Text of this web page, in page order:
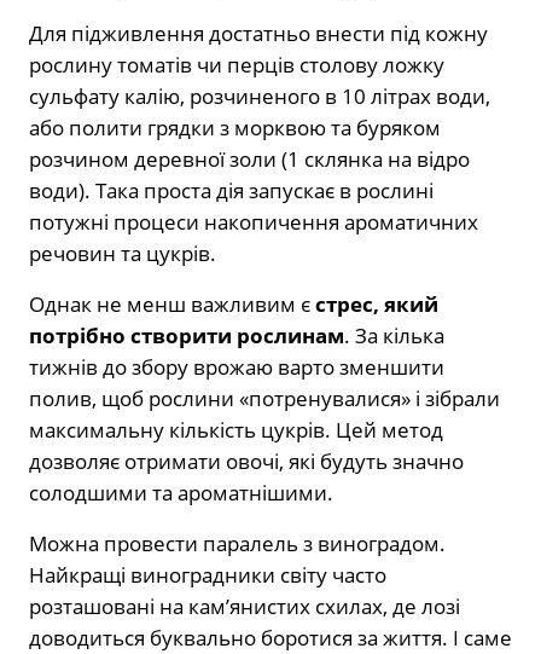
Для підживлення достатньо внести під кожну
рослину томатів чи перців столову ложку
сульфату калію, розчиненого в 10 літрах води,
або полити грядки з морквою та буряком
розчином деревної золи (1 склянка на відро
води). Така проста дія запускає в рослині
потужні процеси накопичення ароматичних
речовин та цукрів.
Однак не менш важливим єстрес, який
потрібно створити рослинам. За кілька
тижнів до збору врожаю варто зменшити
полив, щоб рослини «потренувалися» і зібрали
максимальну кількість цукрів. Цей метод
дозволяє отримати овочі, які будуть значно
солодшими та ароматнішими.
Можна провести паралель з виноградом.
Найкращі виноградники світу часто
розташовані на кам’янистих схилах, де лозі
доводиться буквально боротися за життя. І саме